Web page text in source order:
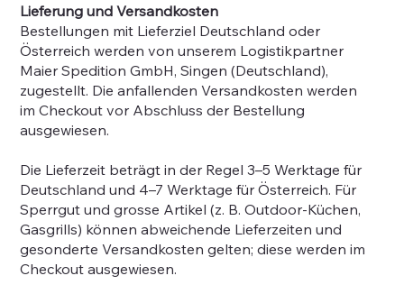
Lieferung und Versandkosten
Bestellungen mit Lieferziel Deutschland oder
Österreich werden von unserem Logistikpartner
Maier Spedition GmbH, Singen (Deutschland),
zugestellt. Die anfallenden Versandkosten werden
im Checkout vor Abschluss der Bestellung
ausgewiesen.
Die Lieferzeit beträgt in der Regel 3–5 Werktage für
Deutschland und 4–7 Werktage für Österreich. Für
Sperrgut und grosse Artikel (z. B. Outdoor-Küchen,
Gasgrills) können abweichende Lieferzeiten und
gesonderte Versandkosten gelten; diese werden im
Checkout ausgewiesen.